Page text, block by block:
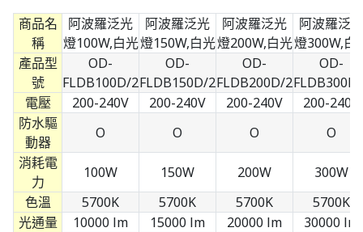
商品名
稱
阿波羅泛光
燈100W,白光
阿波羅泛光
燈150W,白光
阿波羅泛光
燈200W,白光
阿波羅泛光
燈300W,白
產品型
號
OD-
FLDB100D/2
OD-
FLDB150D/2
OD-
FLDB200D/2
OD-
電壓
200-240V 200-240V 200-240V
200-240V
防水驅
動器
O O O
O
消耗電
力
100W 150W 200W
300W
色溫
5700K 5700K 5700K
5700K
光通量
10000 lm 15000 lm 20000 lm
30000 lm